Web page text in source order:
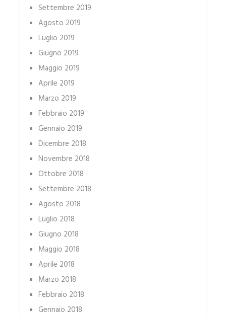
Settembre 2019
Agosto 2019
Luglio 2019
Giugno 2019
Maggio 2019
Aprile 2019
Marzo 2019
Febbraio 2019
Gennaio 2019
Dicembre 2018
Novembre 2018
Ottobre 2018
Settembre 2018
Agosto 2018
Luglio 2018
Giugno 2018
Maggio 2018
Aprile 2018
Marzo 2018
Febbraio 2018
Gennaio 2018